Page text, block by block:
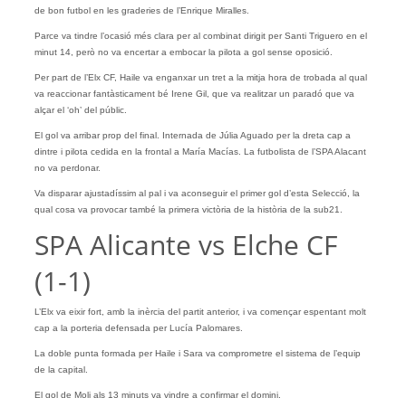
de bon futbol en les graderies de l’Enrique Miralles.
Parce va tindre l’ocasió més clara per al combinat dirigit per Santi Triguero en el
minut 14, però no va encertar a embocar la pilota a gol sense oposició.
Per part de l’Elx CF, Haile va enganxar un tret a la mitja hora de trobada al qual
va reaccionar fantàsticament bé Irene Gil, que va realitzar un paradó que va
alçar el ‘oh’ del públic.
El gol va arribar prop del final. Internada de Júlia Aguado per la dreta cap a
dintre i pilota cedida en la frontal a María Macías. La futbolista de l’SPA Alacant
no va perdonar.
Va disparar ajustadíssim al pal i va aconseguir el primer gol d’esta Selecció, la
qual cosa va provocar també la primera victòria de la història de la sub21.
SPA Alicante vs Elche CF
(1-1)
L’Elx va eixir fort, amb la inèrcia del partit anterior, i va començar espentant molt
cap a la porteria defensada per Lucía Palomares.
La doble punta formada per Haile i Sara va comprometre el sistema de l’equip
de la capital.
El gol de Moli als 13 minuts va vindre a confirmar el domini.